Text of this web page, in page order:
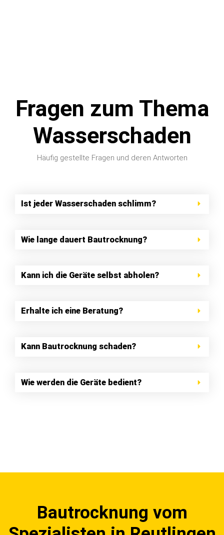
Fragen zum Thema
Wasserschaden
Häufig gestellte Fragen und deren Antworten
Ist jeder Wasserschaden schlimm?
Wie lange dauert Bautrocknung?
Kann ich die Geräte selbst abholen?
Erhalte ich eine Beratung?
Kann Bautrocknung schaden?
Wie werden die Geräte bedient?
Bautrocknung vom